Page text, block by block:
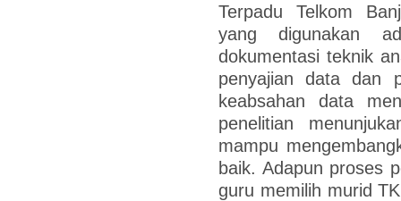
Terpadu Telkom
yang digunakan
dokumentasi teknik
penyajian data dan
keabsahan data
penelitian
mampu
baik. Adapun proses
guru memilih murid